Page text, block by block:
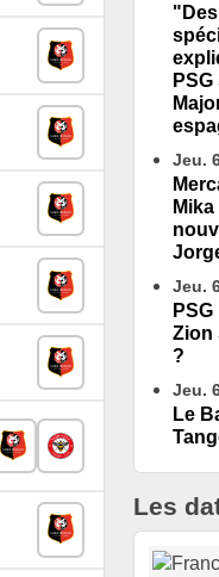
Jeu.
Jeu.
Zion
?
Jeu.
Le
Les